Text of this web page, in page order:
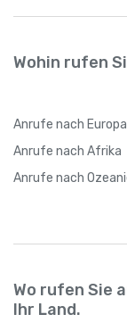
Wohin rufen
Anrufe nach Europa
Anrufe nach Afrika
Anrufe nach
Wo rufen Sie
Ihr Land.